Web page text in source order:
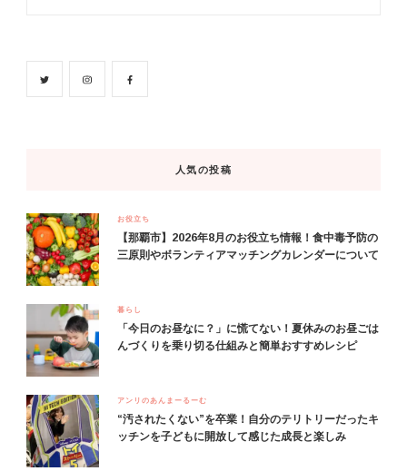
人気の投稿
お役立ち
【那覇市】2026年8月のお役立ち情報！食中毒予防の
三原則やボランティアマッチングカレンダーについて
暮らし
「今日のお昼なに？」に慌てない！夏休みのお昼ごは
んづくりを乗り切る仕組みと簡単おすすめレシピ
アンリのあんまーるーむ
“汚されたくない”を卒業！自分のテリトリーだったキ
ッチンを子どもに開放して感じた成長と楽しみ